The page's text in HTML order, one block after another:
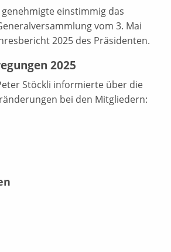
einstimmig das
vom 3. Mai
2025 des Präsidenten.
2025
Stöckli informierte über die
bei den Mitgliedern: